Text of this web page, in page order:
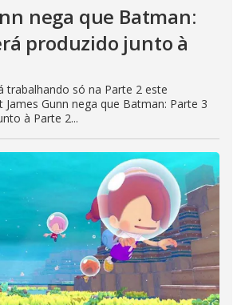
nega que Batman:
produzido junto à
trabalhando só na Parte 2 este
Gunn nega que Batman: Parte 3
à Parte 2...